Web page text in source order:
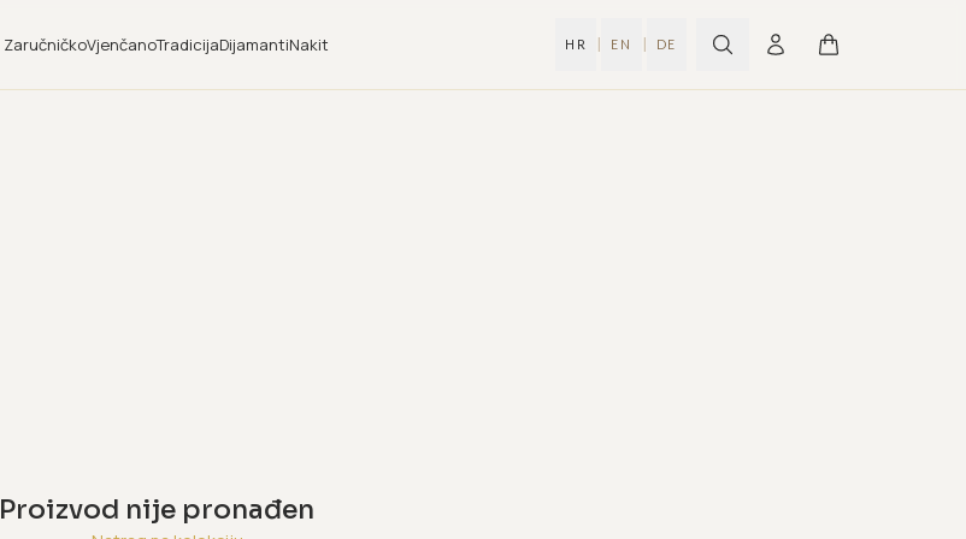
ZaručničkoVjenčanoTradicijaDijamantiNakit HR | EN | DE
Proizvod nije pronađen